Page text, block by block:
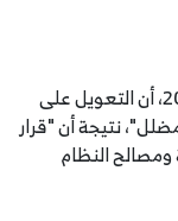
اعتبرت الحكومة اليمنية الخميس 6 فبراير 2020، أن التعويل على
نتيجة أن "قرار
النظام